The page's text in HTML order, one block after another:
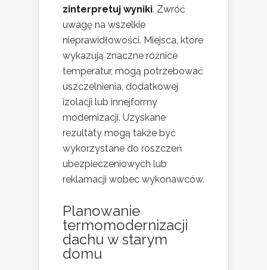
zinterpretuj wyniki. Zwróć
uwagę na wszelkie
nieprawidłowości. Miejsca, które
wykazują znaczne różnice
temperatur, mogą potrzebować
uszczelnienia, dodatkowej
izolacji lub innejformy
modernizacji. Uzyskane
rezultaty mogą także być
wykorzystane do roszczeń
ubezpieczeniowych lub
reklamacji wobec wykonawców.
Planowanie
termomodernizacji
dachu w starym
domu